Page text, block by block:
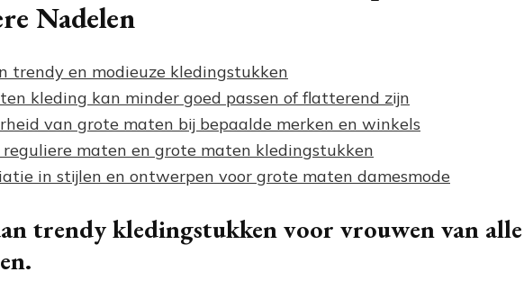
Nadelen
trendy en modieuze kledingstukken
kleding kan minder goed passen of flatterend zijn
van grote maten bij bepaalde merken en winkels
reguliere maten en grote maten kledingstukken
in stijlen en ontwerpen voor grote maten damesmode
trendy kledingstukken voor vrouwen van alle